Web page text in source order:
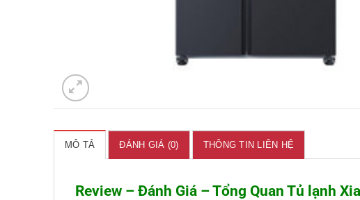
MÔ TẢ ĐÁNH GIÁ (0) THÔNG TIN LIÊN HỆ
Review – Đánh Giá – Tổng Quan Tủ lạnh